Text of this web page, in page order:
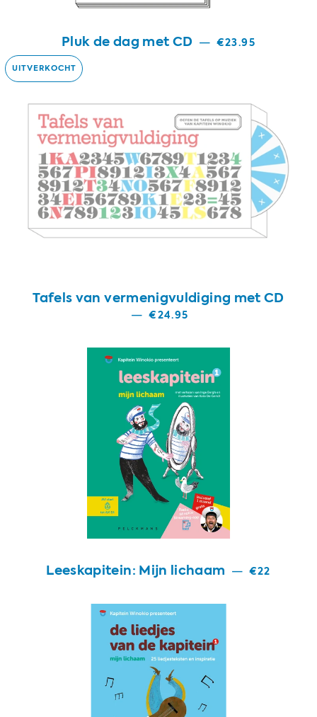
Pluk de dag met CD — €23.95
UITVERKOCHT
Tafels van vermenigvuldiging met CD
— €24.95
Leeskapitein: Mijn lichaam — €22